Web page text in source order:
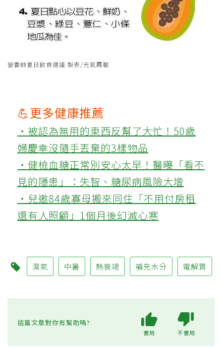
營養師夏日飲食建議 製表/元氣周報
💪更多健康推薦
‧被認為無用的東西反幫了大忙！50歲
婦慶幸沒隨手丟棄的3樣物品
‧健檢血糖正常別安心太早！醫曝「看不
見的隱患」：失智、糖尿病風險大增
‧兒邀84歲寡母搬來同住「不用付房租
還有人照顧」1個月後幻滅心寒
濕氣 中暑 熱衰竭 補充水分 電解質
這篇文章對你有幫助嗎?
實用 不實用